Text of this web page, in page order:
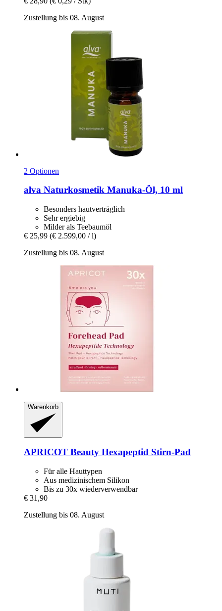
Zustellung bis 08. August
2 Optionen
alva Naturkosmetik Manuka-​Öl, 10 ml
Besonders hautverträglich
Sehr ergiebig
Milder als Teebaumöl
€ 25,99 (€ 2.599,00 / l)
Zustellung bis 08. August
Warenkorb
APRICOT Beauty Hexapeptid Stirn-​Pad
Für alle Hauttypen
Aus medizinischem Silikon
Bis zu 30x wiederverwendbar
€ 31,90
Zustellung bis 08. August